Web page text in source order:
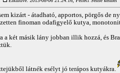
kizárt - átadható, apportos, pörgős de
finoman odafigyelő kutya,
a két másik lány jobban illik hozzá, és
látnék esélyt jó terápos kutyákra.